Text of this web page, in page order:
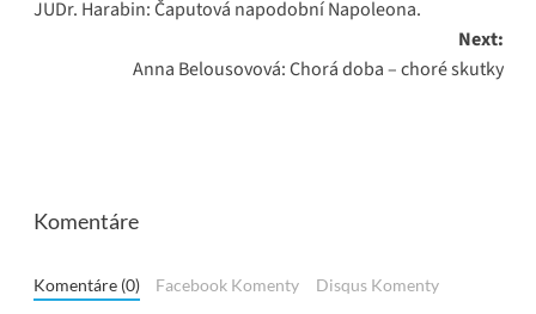
navigation
JUDr. Harabin: Čaputová napodobní Napoleona.
Next:
Anna Belousovová: Chorá doba – choré skutky
Komentáre
Komentáre (0) Facebook Komenty Disqus Komenty